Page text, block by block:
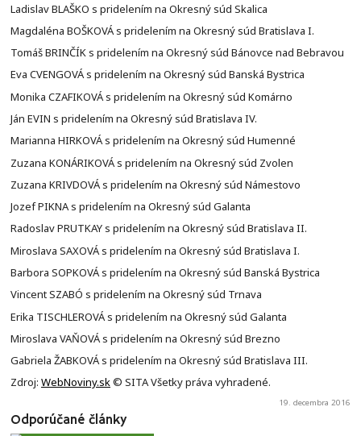
Ladislav BLAŠKO s pridelením na Okresný súd Skalica
Magdaléna BOŠKOVÁ s pridelením na Okresný súd Bratislava I.
Tomáš BRINČÍK s pridelením na Okresný súd Bánovce nad Bebravou
Eva CVENGOVÁ s pridelením na Okresný súd Banská Bystrica
Monika CZAFIKOVÁ s pridelením na Okresný súd Komárno
Ján EVIN s pridelením na Okresný súd Bratislava IV.
Marianna HIRKOVÁ s pridelením na Okresný súd Humenné
Zuzana KONÁRIKOVÁ s pridelením na Okresný súd Zvolen
Zuzana KRIVDOVÁ s pridelením na Okresný súd Námestovo
Jozef PIKNA s pridelením na Okresný súd Galanta
Radoslav PRUTKAY s pridelením na Okresný súd Bratislava II.
Miroslava SAXOVÁ s pridelením na Okresný súd Bratislava I.
Barbora SOPKOVÁ s pridelením na Okresný súd Banská Bystrica
Vincent SZABÓ s pridelením na Okresný súd Trnava
Erika TISCHLEROVÁ s pridelením na Okresný súd Galanta
Miroslava VAŇOVÁ s pridelením na Okresný súd Brezno
Gabriela ŽABKOVÁ s pridelením na Okresný súd Bratislava III.
Zdroj: WebNoviny.sk© SITA Všetky práva vyhradené.
19. decembra 2016
Odporúčané články